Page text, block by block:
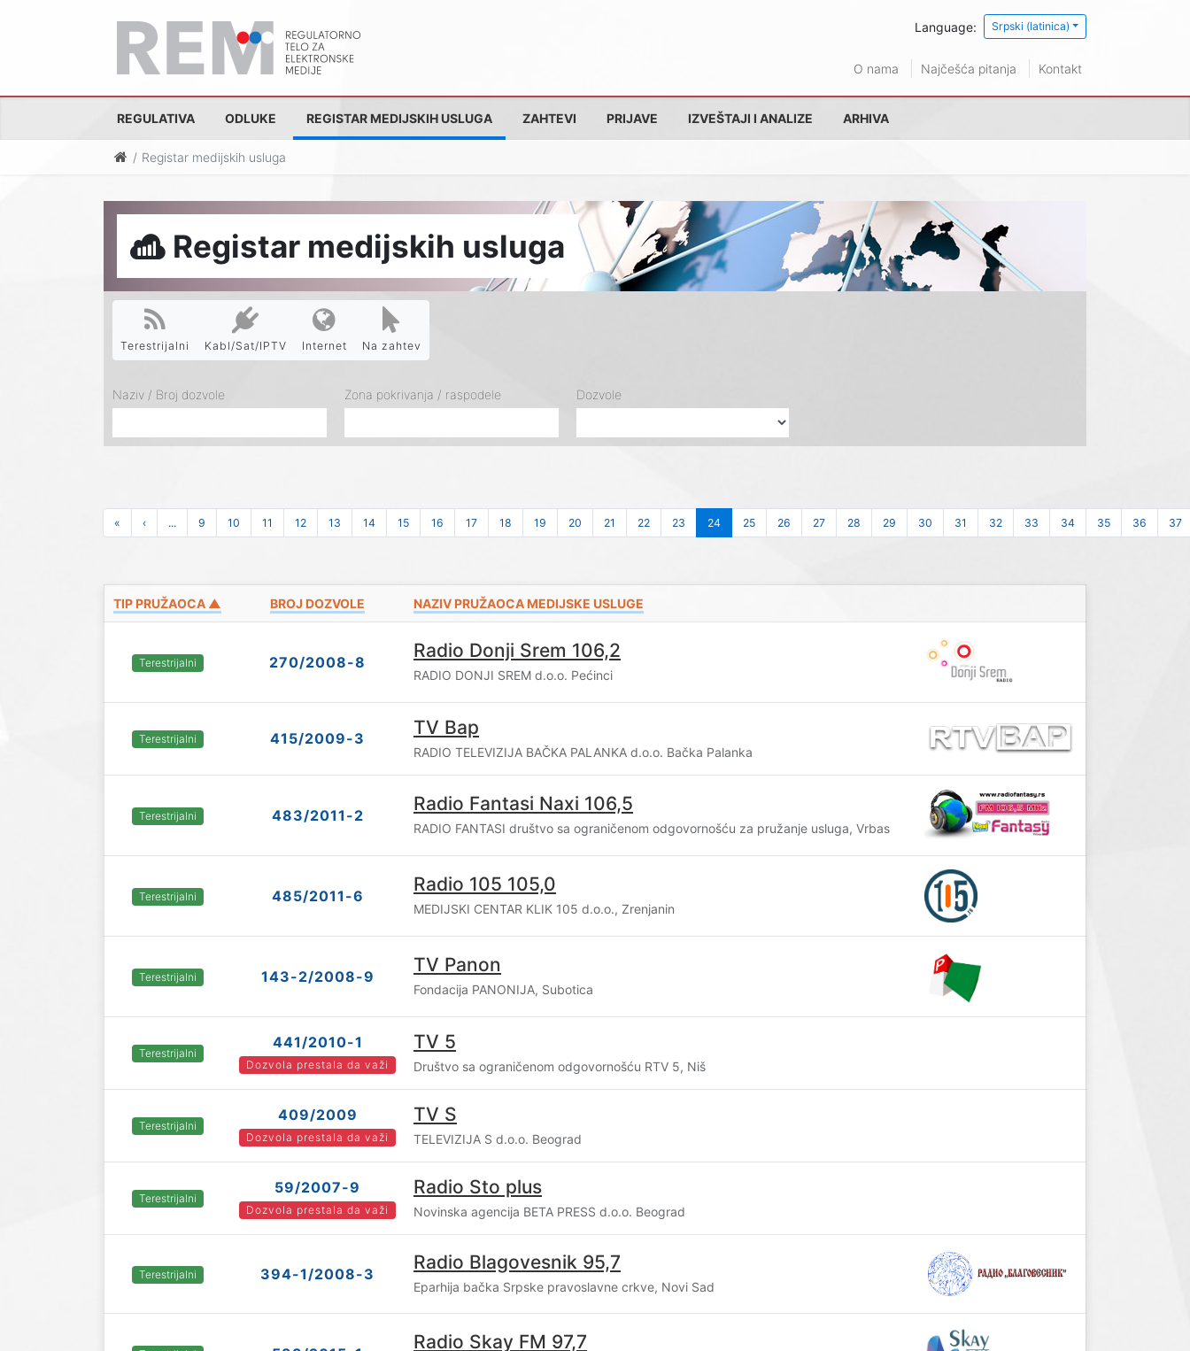
Language: Srpski (latinica)
O nama Najčešća pitanja Kontakt
REGULATIVA ODLUKE REGISTAR MEDIJSKIH USLUGA ZAHTEVI PRIJAVE IZVEŠTAJI I ANALIZE ARHIVA
Registar medijskih usluga
Registar medijskih usluga
Terestrijalni Kabl/Sat/IPTV Internet Na zahtev
Naziv / Broj dozvole Zona pokrivanja / raspodele Dozvole
« ‹ ... 9 10 11 12 13 14 15 16 17 18 19 20 21 22 23 24 25 26 27 28 29 30 31 32 33 34 35 36 37
TIP PRUŽAOCA ▲ BROJ DOZVOLE NAZIV PRUŽAOCA MEDIJSKE USLUGE
Terestrijalni 270/2008-8
Radio Donji Srem 106,2
RADIO DONJI SREM d.o.o. Pećinci
Terestrijalni 415/2009-3 TV Bap
RADIO TELEVIZIJA BAČKA PALANKA d.o.o. Bačka Palanka
Terestrijalni 483/2011-2
Radio Fantasi Naxi 106,5
RADIO FANTASI društvo sa ograničenom odgovornošću za pružanje usluga, Vrbas
Terestrijalni 485/2011-6
Radio 105 105,0
MEDIJSKI CENTAR KLIK 105 d.o.o., Zrenjanin
Terestrijalni 143-2/2008-9
TV Panon
Fondacija PANONIJA, Subotica
Terestrijalni
441/2010-1
Dozvola prestala da važi
TV 5
Društvo sa ograničenom odgovornošću RTV 5, Niš
Terestrijalni
409/2009
Dozvola prestala da važi
TV S
TELEVIZIJA S d.o.o. Beograd
Terestrijalni
59/2007-9
Dozvola prestala da važi
Radio Sto plus
Novinska agencija BETA PRESS d.o.o. Beograd
Terestrijalni 394-1/2008-3
Radio Blagovesnik 95,7
Eparhija bačka Srpske pravoslavne crkve, Novi Sad
Radio Skay FM 97,7